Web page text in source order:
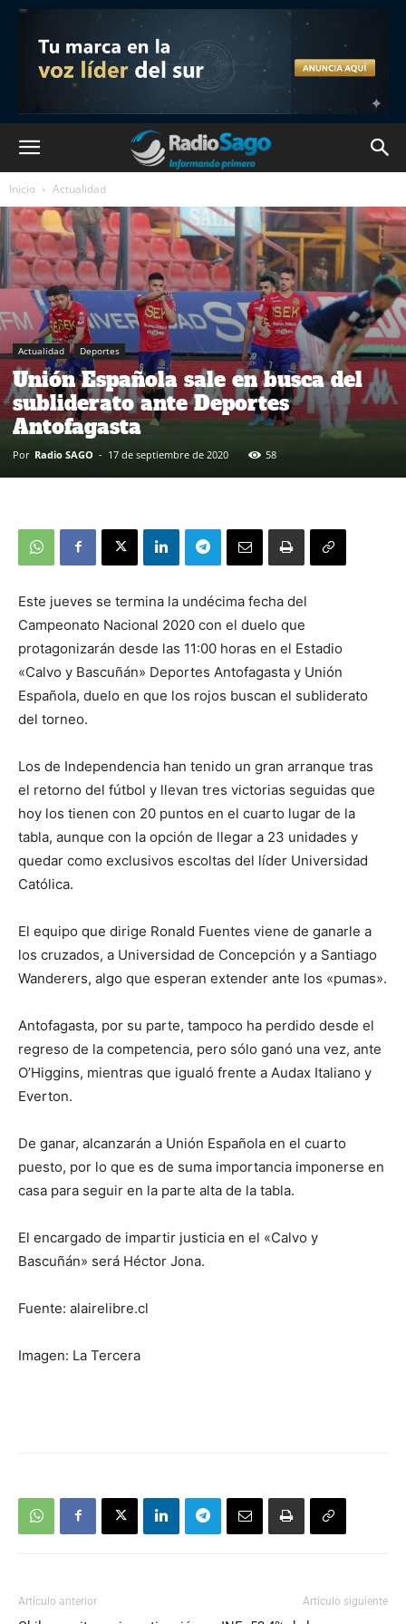
Inicio Actualidad
Actualidad Deportes
Unión Española sale en busca del
subliderato ante Deportes
Antofagasta
Por Radio SAGO - 17 de septiembre de 2020 58
Este jueves se termina la undécima fecha del
Campeonato Nacional 2020 con el duelo que
protagonizarán desde las 11:00 horas en el Estadio
«Calvo y Bascuñán» Deportes Antofagasta y Unión
Española, duelo en que los rojos buscan el subliderato
del torneo.
Los de Independencia han tenido un gran arranque tras
el retorno del fútbol y llevan tres victorias seguidas que
hoy los tienen con 20 puntos en el cuarto lugar de la
tabla, aunque con la opción de llegar a 23 unidades y
quedar como exclusivos escoltas del líder Universidad
Católica.
El equipo que dirige Ronald Fuentes viene de ganarle a
los cruzados, a Universidad de Concepción y a Santiago
Wanderers, algo que esperan extender ante los «pumas».
Antofagasta, por su parte, tampoco ha perdido desde el
regreso de la competencia, pero sólo ganó una vez, ante
O’Higgins, mientras que igualó frente a Audax Italiano y
Everton.
De ganar, alcanzarán a Unión Española en el cuarto
puesto, por lo que es de suma importancia imponerse en
casa para seguir en la parte alta de la tabla.
El encargado de impartir justicia en el «Calvo y
Bascuñán» será Héctor Jona.
Fuente: alairelibre.cl
Imagen: La Tercera
Artículo anterior Artículo siguiente